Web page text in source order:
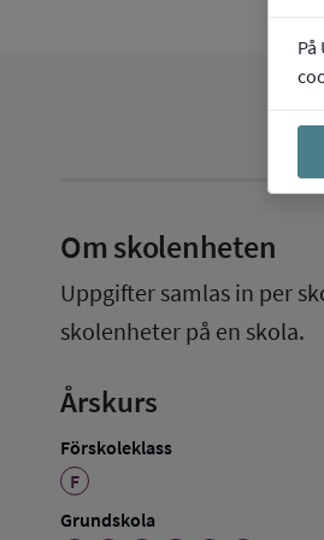
Om skolenheten
Uppgifter samlas in per
skolenheter på en skola.
Årskurs
Förskoleklass
F
Grundskola